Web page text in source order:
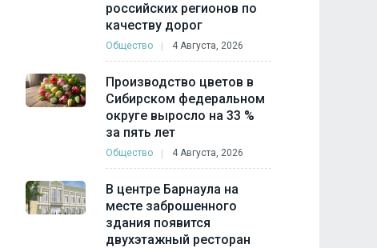
российских регионов по
качеству дорог
Общество 4 Августа, 2026
Производство цветов в
Сибирском федеральном
округе выросло на 33 %
за пять лет
Общество 4 Августа, 2026
В центре Барнаула на
месте заброшенного
здания появится
двухэтажный ресторан